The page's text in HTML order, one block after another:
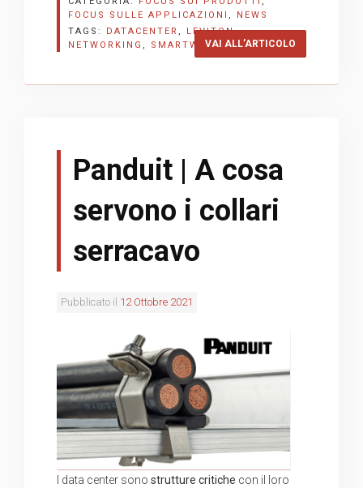
VAI ALL’ARTICOLO
FOCUS SULLE APPLICAZIONI ,
NEWS
TAGS:
DATACENTER , LEVITON,
NETWORKING , SMARTWORKING
Panduit | A cosa
servono i collari
serracavo
Pubblicato il 12 Ottobre 2021
I data center sono strutture critiche con il loro